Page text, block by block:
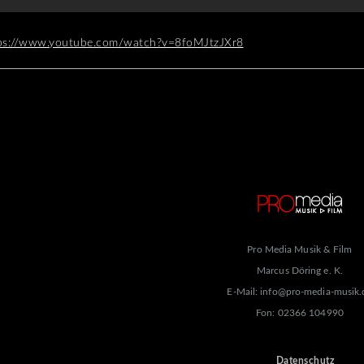
www.youtube.com/watch?v=8foMJtzJXr8
Pro Media Musik & Film
Marcus Döring e. K.
E-Mail: info@pro-media-
Fon: 02366 104990
Datenschutz